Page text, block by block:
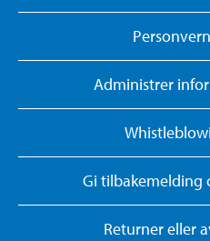
Administrer
Gi tilbakemelding
Returner eller